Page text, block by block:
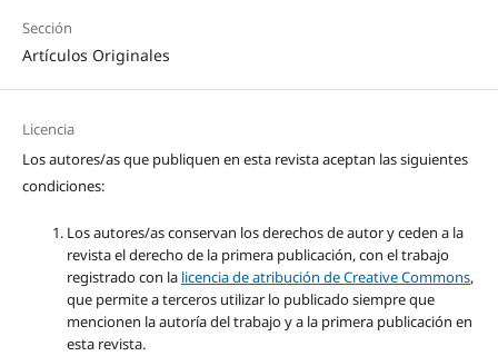
Sección
Artículos Originales
Licencia
Los autores/as que publiquen en esta revista aceptan las siguientes
condiciones:
Los autores/as conservan los derechos de autor y ceden a la
revista el derecho de la primera publicación, con el trabajo
registrado con la licencia de atribución de Creative Commons,
que permite a terceros utilizar lo publicado siempre que
mencionen la autoría del trabajo y a la primera publicación en
esta revista.